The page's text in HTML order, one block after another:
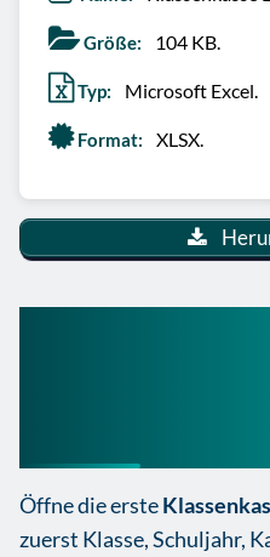
Größe: 104 KB.
Typ: Microsoft Excel.
Format: XLSX.
Öffne die erste
zuerst Klasse, Schuljahr,